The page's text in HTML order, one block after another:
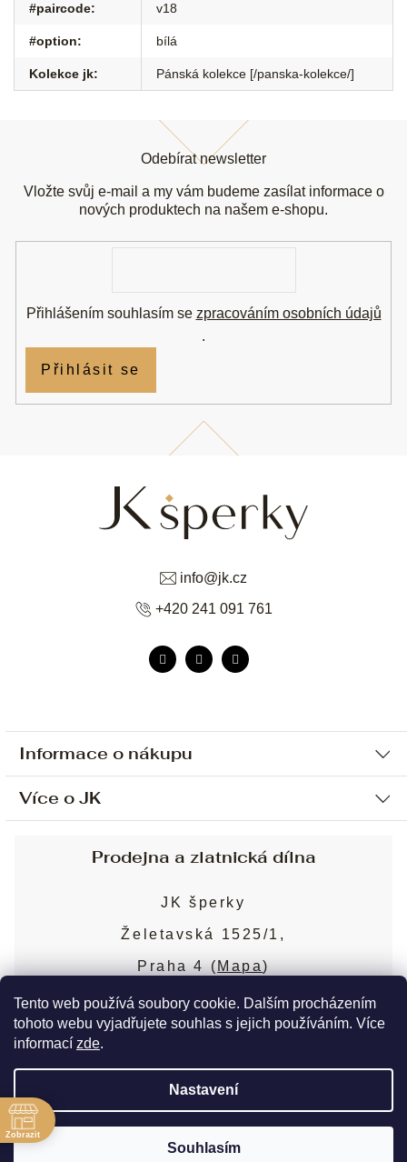
Tento web používá soubory cookie. Dalším procházením
tohoto webu vyjadřujete souhlas s jejich používáním. Více
informací zde.
Nastavení
Souhlasím
#paircode: v18
#option: bílá
Kolekce jk: Pánská kolekce [/panska-kolekce/]
Informace o nákupu
Ochrana osobních údajů
Sjednání osobní schůzky
Obchodní podmínky
Puncovní značky
Více o JK
Blog
Nejčastější dotazy
info@jk.cz
+420 241 091 761
Odebírat newsletter
Vložte svůj e-mail a my vám budeme zasílat informace o
nových produktech na našem e-shopu.
Přihlášením souhlasím se zpracováním osobních údajů
.
Přihlásit se
Prodejna a zlatnická dílna
JK šperky
Želetavská 1525/1,
Praha 4 ( Mapa)
Více o prodejně
Copyright 2026JK šperky. Všechna práva
vyhrazena. Upravit nastavení cookies
Vytvořil Shoptet Premium
Zobrazit